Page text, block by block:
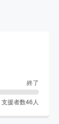
終了
支援者数46 人